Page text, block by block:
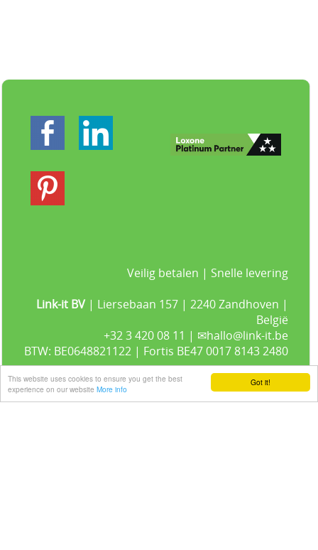
Got it!
This website uses cookies to ensure you get the best
experience on our website More info
Veilig betalen | Snelle levering
Link-it BV | Liersebaan 157 | 2240 Zandhoven |
België
+32 3 420 08 11 | ✉hallo@link-it.be
BTW: BE0648821122 | Fortis BE47 0017 8143 2480